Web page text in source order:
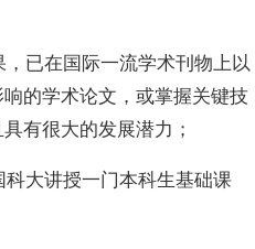
已在国际一流学术刊物上以
的学术论文，或掌握关键技
有很大的发展潜力；
大讲授一门本科生基础课